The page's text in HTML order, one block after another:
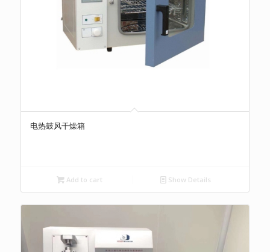
电热鼓风干燥箱
Add to cart Show Details